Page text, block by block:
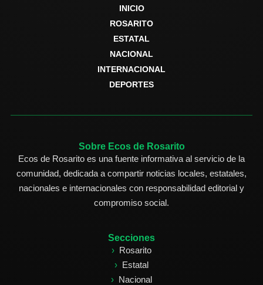
INICIO
ROSARITO
ESTATAL
NACIONAL
INTERNACIONAL
DEPORTES
Sobre Ecos de Rosarito
Ecos de Rosarito es una fuente informativa al servicio de la
comunidad, dedicada a compartir noticias locales, estatales,
nacionales e internacionales con responsabilidad editorial y
compromiso social.
Secciones
Rosarito
Estatal
Nacional